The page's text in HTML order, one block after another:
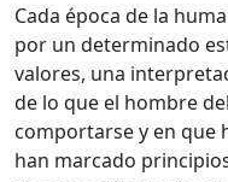
Cada época de la
por un determinado
valores, una
de lo que el hombre
comportarse y en que
han marcado